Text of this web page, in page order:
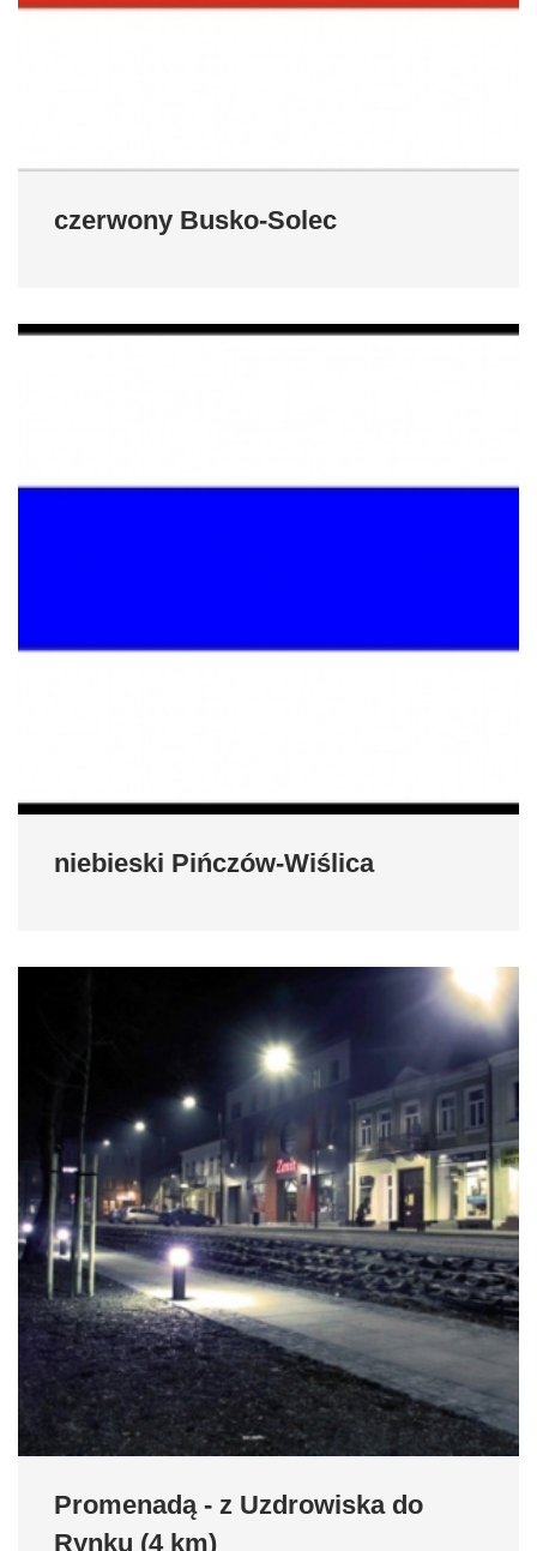
czerwony Busko-Solec
niebieski Pińczów-Wiślica
Promenadą - z Uzdrowiska do
Rynku (4 km)